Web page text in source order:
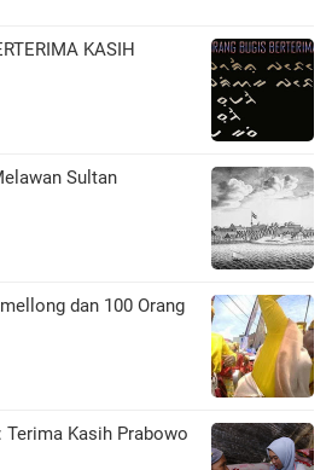
KASIH
Sultan
dan 100 Orang
Terima Kasih Prabowo